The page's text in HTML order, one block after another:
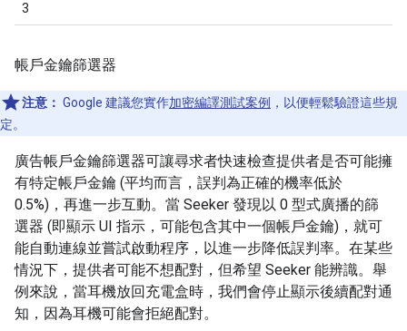
3
帳戶金鑰篩選器
注意： Google 建議您實作加密編譯測試案例 ，以便輕鬆驗證這些規
定。
廣告帳戶金鑰篩選器可讓尋求者快速檢查提供者是否可能擁
有特定帳戶金鑰 (平均而言，誤判為正確的機率低於
0.5%)，再進一步互動。當 Seeker 發現以 0 型式廣播的篩
選器 (即顯示 UI 指示，可能包含其中一個帳戶金鑰)，就可
能自動連線並嘗試啟動程序，以進一步降低誤判率。在某些
情況下，提供者可能不想配對，但希望 Seeker 能辨識。舉
例來說，當耳機放回充電盒時，我們會停止顯示後續配對通
知，因為耳機可能會拒絕配對。